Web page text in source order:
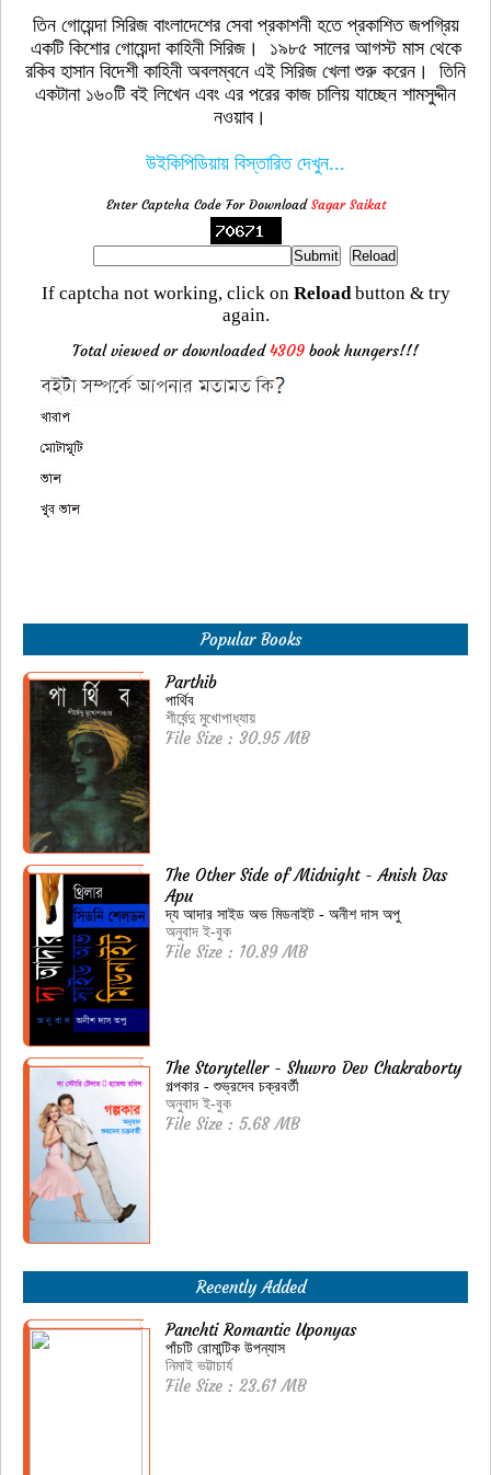
তিন গোয়েন্দা সিরিজ বাংলাদেশের সেবা প্রকাশনী হতে প্রকাশিত জপগ্রিয়
একটি কিশোর গোয়েন্দা কাহিনী সিরিজ। ১৯৮৫ সালের আগস্ট মাস থেকে
রকিব হাসান বিদেশী কাহিনী অবলম্বনে এই সিরিজ খেলা শুরু করেন। তিনি
একটানা ১৬০টি বই লিখেন এবং এর পরের কাজ চালিয় যাচ্ছেন শামসুদ্দীন
নওয়াব।
উইকিপিডিয়ায় বিস্তারিত দেখুন...
Enter Captcha Code For Download Sagar Saikat
If captcha not working, click on Reloadbutton & try
again.
Total viewed or downloaded4309 book hungers!!!
Popular Books
Parthib
পার্থিব
শীর্ষেন্দু মুখোপাধ্যায়
File Size : 30.95 MB
The Other Side of Midnight - Anish Das
Apu
দ্য আদার সাইড অভ মিডনাইট - অনীশ দাস অপু
অনুবাদ ই-বুক
File Size : 10.89 MB
The Storyteller - Shuvro Dev Chakraborty
গল্পকার - শুভ্রদেব চক্রবর্তী
অনুবাদ ই-বুক
File Size : 5.68 MB
Recently Added
Panchti Romantic Uponyas
পাঁচটি রোমান্টিক উপন্যাস
নিমাই ভট্টাচার্য
File Size : 23.61 MB